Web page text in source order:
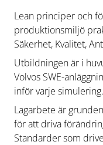
Lean principer och
produktionsmiljö
Säkerhet, Kvalitet,
Utbildningen är i
Volvos SWE-
inför varje simulering.
Lagarbete är
för att driva
Standarder som